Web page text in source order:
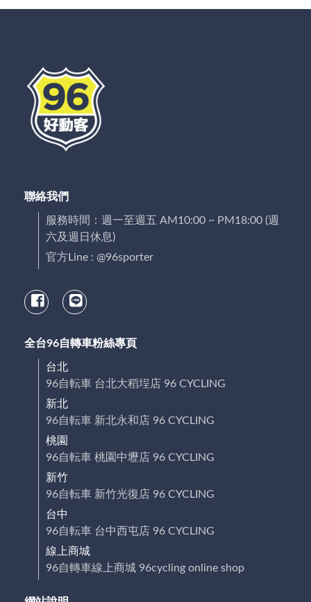
聯絡我們
服務時間：週一至週五 AM10:00 ~ PM18:00 (週
六及週日休息)
官方Line : @96sporter
全台96自轉車粉絲專頁
台北
96自転車 台北大稻埕店 96 CYCLING
新北
96自転車 新北永和店 96 CYCLING
桃園
96自転車 桃園中壢店 96 CYCLING
新竹
96自転車 新竹光復店 96 CYCLING
台中
96自転車 台中西屯店 96 CYCLING
線上商城
96自轉車線上商城 96cycling online shop